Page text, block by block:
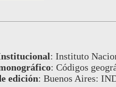
: Instituto
: Códigos
edición: Buenos Aires: